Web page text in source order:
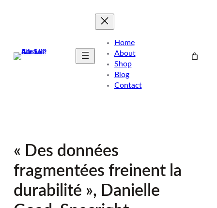
Home
About
Shop
Blog
Contact
« Des données
fragmentées freinent la
durabilité », Danielle